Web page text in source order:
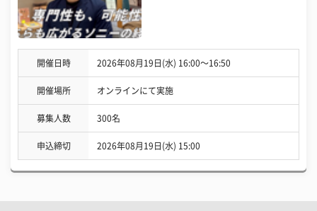
開催日時 2026年08月19日(水) 16:00〜16:50
開催場所 オンラインにて実施
募集人数 300名
申込締切 2026年08月19日(水) 15:00